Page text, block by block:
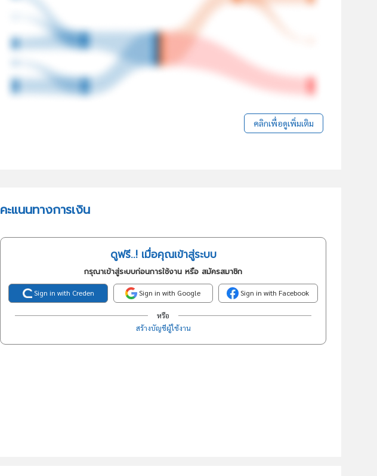
คลิกเพื่อดูเพิ่มเติม
คะแนนทางการเงิน
ดูฟรี..! เมื่อคุณเข้าสู่ระบบ
กรุณาเข้าสู่ระบบก่อนการใช้งาน หรือ สมัครสมาชิก
Sign in with Creden Sign in with Google Sign in with Facebook
หรือ
สร้างบัญชีผู้ใช้งาน